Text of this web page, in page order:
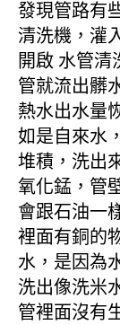
發現管路有
清洗機，灌
開啟 水管清
管就流出髒
熱水出水量
如是自來水
堆積，洗出
氧化錳，管
會跟石油一
裡面有銅的
水，是因為
洗出像洗米
管裡面沒有